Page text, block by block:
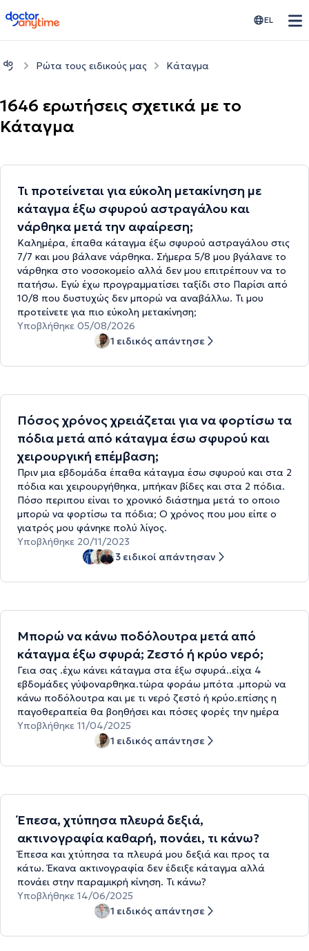
doctoranytime EL
Ρώτα τους ειδικούς μας Κάταγμα
1646 ερωτήσεις σχετικά με το
Κάταγμα
Τι προτείνεται για εύκολη μετακίνηση με
κάταγμα έξω σφυρού αστραγάλου και
νάρθηκα μετά την αφαίρεση;
Καλημέρα, έπαθα κάταγμα έξω σφυρού αστραγάλου στις
7/7 και μου βάλανε νάρθηκα. Σήμερα 5/8 μου βγάλανε το
νάρθηκα στο νοσοκομείο αλλά δεν μου επιτρέπουν να το
πατήσω. Εγώ έχω προγραμματίσει ταξίδι στο Παρίσι από
10/8 που δυστυχώς δεν μπορώ να αναβάλλω. Τι μου
προτείνετε για πιο εύκολη μετακίνηση;
Υποβλήθηκε 05/08/2026
1 ειδικός απάντησε
Πόσος χρόνος χρειάζεται για να φορτίσω τα
πόδια μετά από κάταγμα έσω σφυρού και
χειρουργική επέμβαση;
Πριν μια εβδομάδα έπαθα κάταγμα έσω σφυρού και στα 2
πόδια και χειρουργήθηκα, μπήκαν βίδες και στα 2 πόδια.
Πόσο περιπου είναι το χρονικό διάστημα μετά το οποιο
μπορώ να φορτίσω τα πόδια; Ο χρόνος που μου είπε ο
γιατρός μου φάνηκε πολύ λίγος.
Υποβλήθηκε 20/11/2023
3 ειδικοί απάντησαν
Μπορώ να κάνω ποδόλουτρα μετά από
κάταγμα έξω σφυρά; Ζεστό ή κρύο νερό;
Γεια σας .έχω κάνει κάταγμα στα έξω σφυρά..είχα 4
εβδομάδες γύψοναρθηκα.τώρα φοράω μπότα .μπορώ να
κάνω ποδόλουτρα και με τι νερό ζεστό ή κρύο.επίσης η
παγοθεραπεία θα βοηθήσει και πόσες φορές την ημέρα
Υποβλήθηκε 11/04/2025
1 ειδικός απάντησε
Έπεσα, χτύπησα πλευρά δεξιά,
ακτινογραφία καθαρή, πονάει, τι κάνω?
Έπεσα και χτύπησα τα πλευρά μου δεξιά και προς τα
κάτω. Έκανα ακτινογραφία δεν έδειξε κάταγμα αλλά
πονάει στην παραμικρή κίνηση. Τι κάνω?
Υποβλήθηκε 14/06/2025
1 ειδικός απάντησε